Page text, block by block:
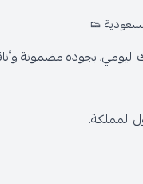
👟
بجودة مضمونة